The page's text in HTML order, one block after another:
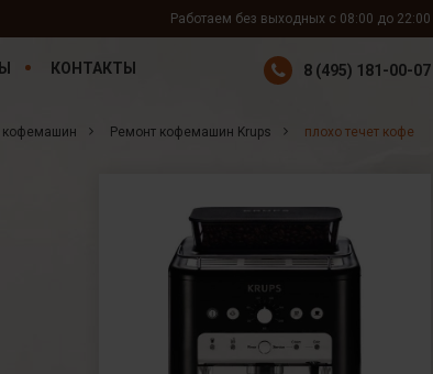
Работаем без выходных с 08:00 до 22:00
КОНТАКТЫ 8 (495) 181-00-07
кофемашин Ремонт кофемашин Krups плохо течет кофе